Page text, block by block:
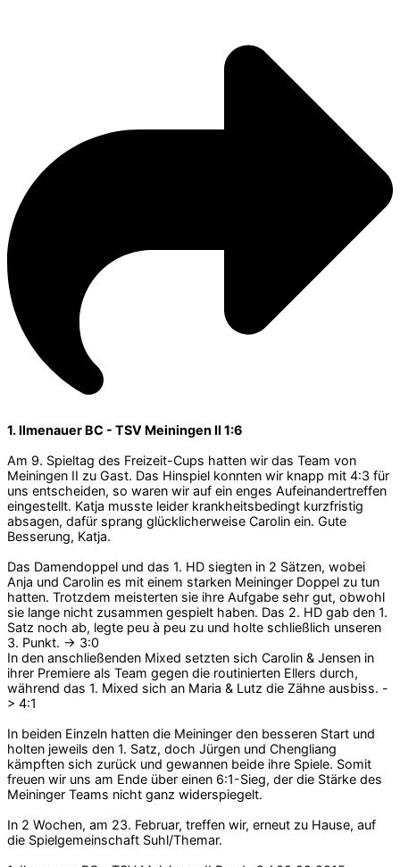
1. Ilmenauer BC - TSV Meiningen II 1:6
Am 9. Spieltag des Freizeit-Cups hatten wir das Team von
Meiningen II zu Gast. Das Hinspiel konnten wir knapp mit 4:3 für
uns entscheiden, so waren wir auf ein enges Aufeinandertreffen
eingestellt. Katja musste leider krankheitsbedingt kurzfristig
absagen, dafür sprang glücklicherweise Carolin ein. Gute
Besserung, Katja.
Das Damendoppel und das 1. HD siegten in 2 Sätzen, wobei
Anja und Carolin es mit einem starken Meininger Doppel zu tun
hatten. Trotzdem meisterten sie ihre Aufgabe sehr gut, obwohl
sie lange nicht zusammen gespielt haben. Das 2. HD gab den 1.
Satz noch ab, legte peu à peu zu und holte schließlich unseren
3. Punkt. -> 3:0
In den anschließenden Mixed setzten sich Carolin & Jensen in
ihrer Premiere als Team gegen die routinierten Ellers durch,
während das 1. Mixed sich an Maria & Lutz die Zähne ausbiss. -
> 4:1
In beiden Einzeln hatten die Meininger den besseren Start und
holten jeweils den 1. Satz, doch Jürgen und Chengliang
kämpften sich zurück und gewannen beide ihre Spiele. Somit
freuen wir uns am Ende über einen 6:1-Sieg, der die Stärke des
Meininger Teams nicht ganz widerspiegelt.
In 2 Wochen, am 23. Februar, treffen wir, erneut zu Hause, auf
die Spielgemeinschaft Suhl/Themar.